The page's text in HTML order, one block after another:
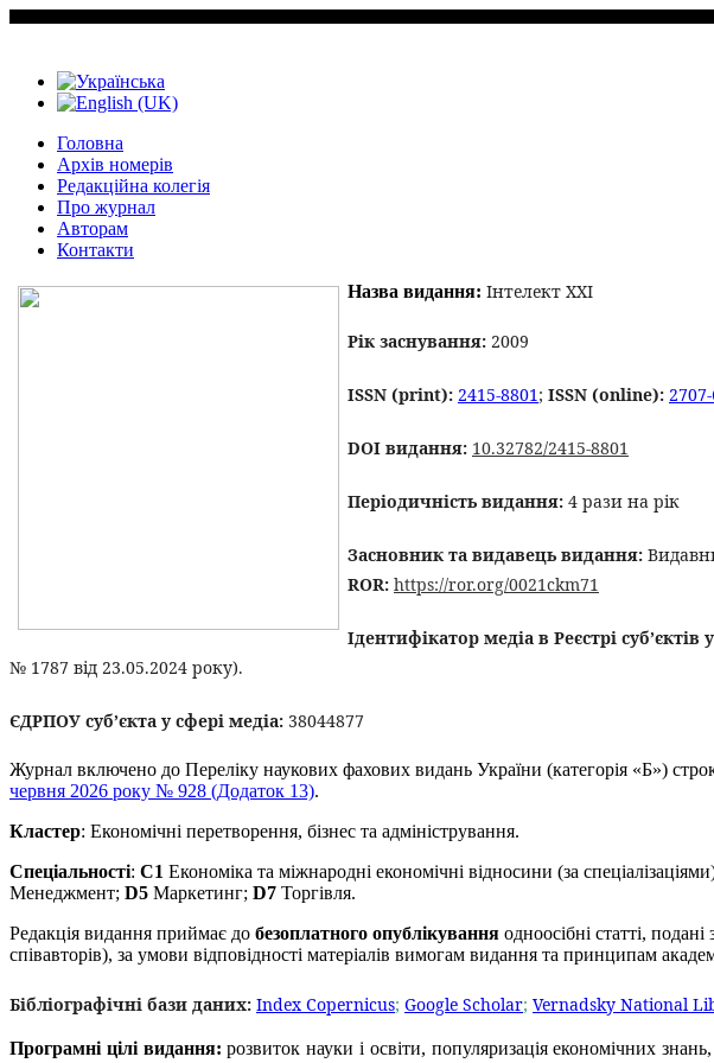
Головна
Архiв номерiв
Редакційна колегія
Про журнал
Авторам
Контакти
Назва видання: Інтелект ХХІ
Рік заснування: 2009
ISSN (print): 2415-8801; ISSN (online):
DOI видання: 10.32782/2415-8801
Періодичність видання: 4 рази на рік
Засновник та видавець видання:
ROR: https://ror.org/0021ckm71
Ідентифікатор медіа в Реєстрі суб’єктів
№ 1787 від 23.05.2024 року).
ЄДРПОУ суб’єкта у сфері медіа: 38044877
Журнал включено до Переліку наукових фахових видань України (категорія «Б»)
червня 2026 року № 928 (Додаток 13).
Кластер: Економічні перетворення, бізнес та адміністрування.
Спеціальності: С1 Економіка та міжнародні економічні відносини (за
Менеджмент; D5 Маркетинг; D7 Торгівля.
Редакція видання приймає до безоплатного опублікування одноосібні статті,
співавторів), за умови відповідності матеріалів вимогам видання та принципам
Бібліографічні бази даних: Index Copernicus; Google Scholar; Vernadsky National
Програмні цілі видання: розвиток науки і освіти, популяризація економічних